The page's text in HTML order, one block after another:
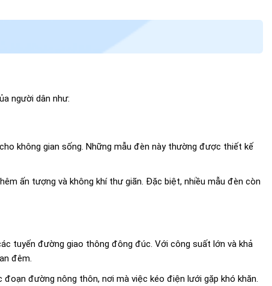
người dân như:
không gian sống. Những mẫu đèn này thường được thiết kế
ấn tượng và không khí thư giãn. Đặc biệt, nhiều mẫu đèn còn
tuyến đường giao thông đông đúc. Với công suất lớn và khả
đêm.
đường nông thôn, nơi mà việc kéo điện lưới gặp khó khăn.